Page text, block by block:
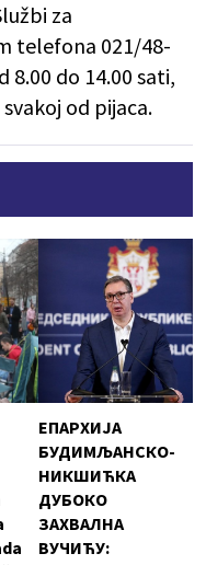
za
telefona 021/48-
8.00 do 14.00 sati,
od pijaca.
ЕПАРХИЈА
БУДИМЉАНСКО-
НИКШИЋКА
ДУБОКО
ЗАХВАЛНА
ВУЧИЋУ: